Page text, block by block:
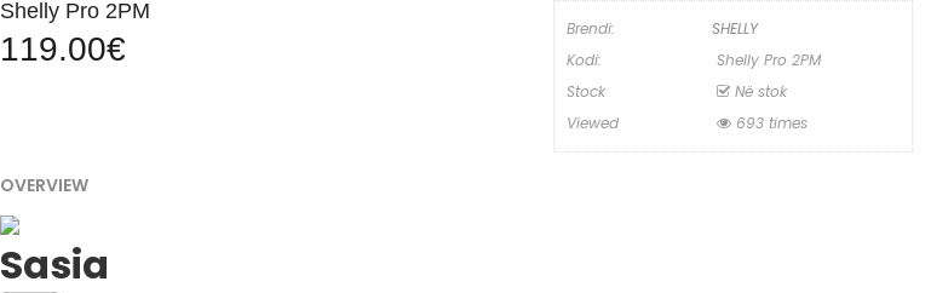
Shelly Pro 2PM
119.00€
Brendi:
SHELLY
Kodi:
Shelly Pro 2PM
Stock
Në stok
Viewed
693 times
OVERVIEW
Sasia